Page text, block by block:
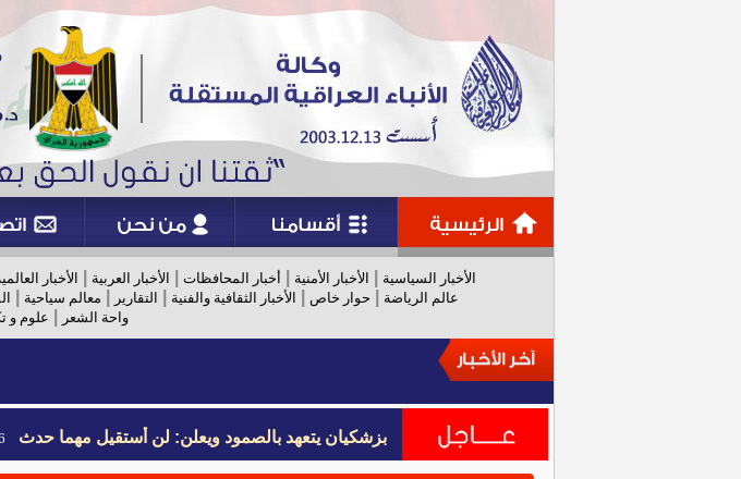
الأخبار السياسية الأخبار الأمنية أخبار المحافظات الأخبار العربية الأخبار
عالم الرياضة
حوار خاص الأخبار الثقافية والفنية التقارير معالم سياحية
واحة الشعر
علوم و
بزشكيان يتعهد بالصمود ويعلن: لن أستقيل مهما حدث
بزشكيان يتعهد بالصمود ويعلن: لن أستقيل مهما حدث